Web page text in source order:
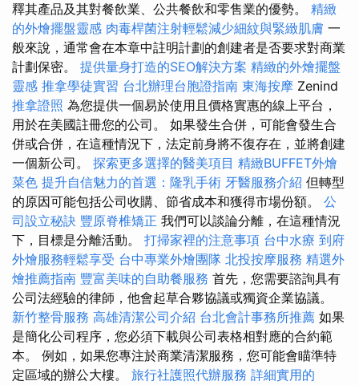
釋其產品及其對餐飲業、公共餐飲和零售業的優勢。 精緻
的外燴擺盤靈感 肉毒桿菌注射輕鬆減少細紋與緊緻肌膚 一
般來說，通常會在本章中註明計劃的創建者是否要求對商業
計劃保密。 提供量身打造的SEO解決方案 精緻的外燴擺盤
靈感 推拿學徒實習 台北辦理台胞證指南 東海按摩 Zenind
推拿證照 為您提供一個易於使用且價格實惠的線上平台，
用於在美國註冊您的公司。 如果發生合併，可能會發生合
併或合併，在這種情況下，法定前身將不復存在，並將創建
一個新公司。 探索更多選擇的醫美項目 精緻BUFFET外燴
菜色 提升自信魅力的首選：隆乳手術 牙醫服務介紹 但轉型
的原因可能包括公司收購、節省成本和獲得市場份額。 公
司設立秘訣 豐原脊椎矯正 我們可以談論分離，在這種情況
下，目標是分離活動。 打掃家裡的注意事項 台中水療 到府
外燴服務輕鬆享受 台中專業外燴團隊 北投按摩服務 精選外
燴推薦指南 豐富美味的自助餐服務 首先，您需要諮詢具有
公司法經驗的律師，他會起草合夥協議或獨資企業協議。
新竹整骨服務 高雄清潔公司介紹 台北會計事務所推薦 如果
是簡化公司程序，您必須下載與公司表格相對應的合約範
本。 例如，如果您專注於商業清潔服務，您可能會瞄準特
定區域的辦公大樓。 旅行社護照代辦服務 詳細實用的